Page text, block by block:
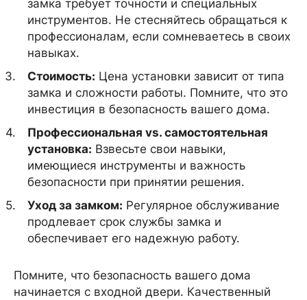
замка требует точности и специальных
инструментов. Не стесняйтесь обращаться к
профессионалам, если сомневаетесь в своих
навыках.
Стоимость: Цена установки зависит от типа
замка и сложности работы. Помните, что это
инвестиция в безопасность вашего дома.
Профессиональная vs. самостоятельная
установка: Взвесьте свои навыки,
имеющиеся инструменты и важность
безопасности при принятии решения.
Уход за замком: Регулярное обслуживание
продлевает срок службы замка и
обеспечивает его надежную работу.
Помните, что безопасность вашего дома
начинается с входной двери. Качественный